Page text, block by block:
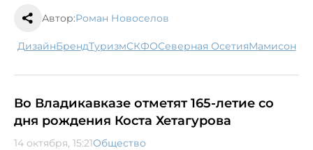
Автор:Роман Новоселов
дизайн бренд туризм СКФО Северная Осетия Мамисон
Во Владикавказе отметят 165-летие со
дня рождения Коста Хетагурова
14 октября, 15:21Общество